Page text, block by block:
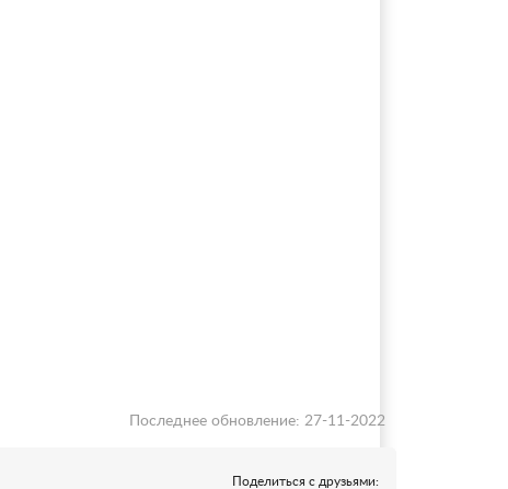
Последнее обновление: 27-11-2022
Поделиться с друзьями: